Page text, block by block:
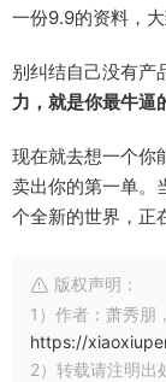
一份9.9的资料，
别纠结自己没有产
力，就是你最牛逼
现在就去想一个你
卖出你的第一单。
个全新的世界，正
版权声明：
1）作者：萧秀朋
https://
2）转载请注明出